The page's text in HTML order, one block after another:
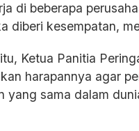
di beberapa
diberi kesempatan,
Ketua Panitia
harapannya agar
yang sama dalam